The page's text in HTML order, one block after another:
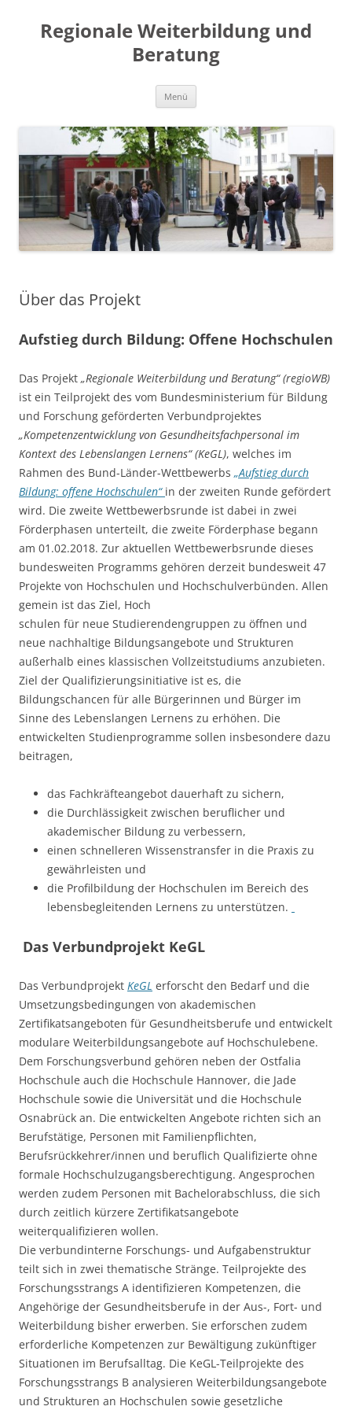
Regionale Weiterbildung und
Beratung
Menü
Über das Projekt
Aufstieg durch Bildung: Offene Hochschulen
Das Projekt „Regionale Weiterbildung und Beratung“ (regioWB)
ist ein Teilprojekt des vom Bundesministerium für Bildung
und Forschung geförderten Verbundprojektes
„Kompetenzentwicklung von Gesundheitsfachpersonal im
Kontext des Lebenslangen Lernens“ (KeGL), welches im
Rahmen des Bund-Länder-Wettbewerbs „Aufstieg durch
Bildung: offene Hochschulen“ in der zweiten Runde gefördert
wird. Die zweite Wettbewerbsrunde ist dabei in zwei
Förderphasen unterteilt, die zweite Förderphase begann
am 01.02.2018. Zur aktuellen Wettbewerbsrunde dieses
bundesweiten Programms gehören derzeit bundesweit 47
Projekte von Hochschulen und Hochschulverbünden. Allen
gemein ist das Ziel, Hoch
schulen für neue Studierendengruppen zu öffnen und
neue nachhaltige Bildungsangebote und Strukturen
außerhalb eines klassischen Vollzeitstudiums anzubieten.
Ziel der Qualifizierungsinitiative ist es, die
Bildungschancen für alle Bürgerinnen und Bürger im
Sinne des Lebenslangen Lernens zu erhöhen. Die
entwickelten Studienprogramme sollen insbesondere dazu
beitragen,
das Fachkräfteangebot dauerhaft zu sichern,
die Durchlässigkeit zwischen beruflicher und
akademischer Bildung zu verbessern,
einen schnelleren Wissenstransfer in die Praxis zu
gewährleisten und
die Profilbildung der Hochschulen im Bereich des
lebensbegleitenden Lernens zu unterstützen.
Das Verbundprojekt KeGL
Das Verbundprojekt KeGL erforscht den Bedarf und die
Umsetzungsbedingungen von akademischen
Zertifikatsangeboten für Gesundheitsberufe und entwickelt
modulare Weiterbildungsangebote auf Hochschulebene.
Dem Forschungsverbund gehören neben der Ostfalia
Hochschule auch die Hochschule Hannover, die Jade
Hochschule sowie die Universität und die Hochschule
Osnabrück an. Die entwickelten Angebote richten sich an
Berufstätige, Personen mit Familienpflichten,
Berufsrückkehrer/innen und beruflich Qualifizierte ohne
formale Hochschulzugangsberechtigung. Angesprochen
werden zudem Personen mit Bachelorabschluss, die sich
durch zeitlich kürzere Zertifikatsangebote
weiterqualifizieren wollen.
Die verbundinterne Forschungs- und Aufgabenstruktur
teilt sich in zwei thematische Stränge. Teilprojekte des
Forschungsstrangs A identifizieren Kompetenzen, die
Angehörige der Gesundheitsberufe in der Aus-, Fort- und
Weiterbildung bisher erwerben. Sie erforschen zudem
erforderliche Kompetenzen zur Bewältigung zukünftiger
Situationen im Berufsalltag. Die KeGL-Teilprojekte des
Forschungsstrangs B analysieren Weiterbildungsangebote
und Strukturen an Hochschulen sowie gesetzliche